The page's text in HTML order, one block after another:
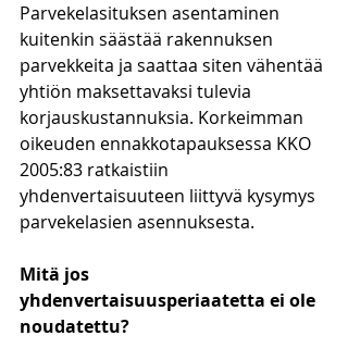
Parvekelasituksen asentaminen
kuitenkin säästää rakennuksen
parvekkeita ja saattaa siten vähentää
yhtiön maksettavaksi tulevia
korjauskustannuksia. Korkeimman
oikeuden ennakkotapauksessa KKO
2005:83 ratkaistiin
yhdenvertaisuuteen liittyvä kysymys
parvekelasien asennuksesta.
Mitä jos
yhdenvertaisuusperiaatetta ei ole
noudatettu?